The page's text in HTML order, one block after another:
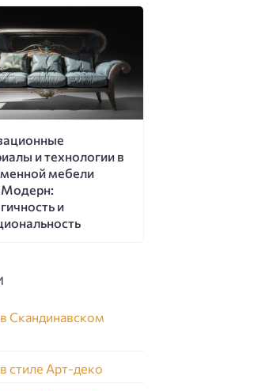
и технологии в
мебели
Модерн:
и
Скандинавском
стиле Арт-деко